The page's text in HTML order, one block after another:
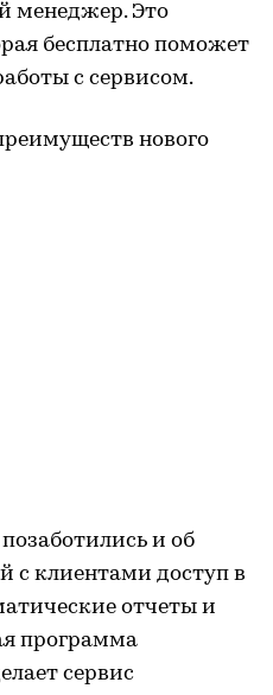
менеджер. Это
бесплатно поможет
с сервисом.
нового
и об
с клиентами доступ в
отчеты и
программа
сервис